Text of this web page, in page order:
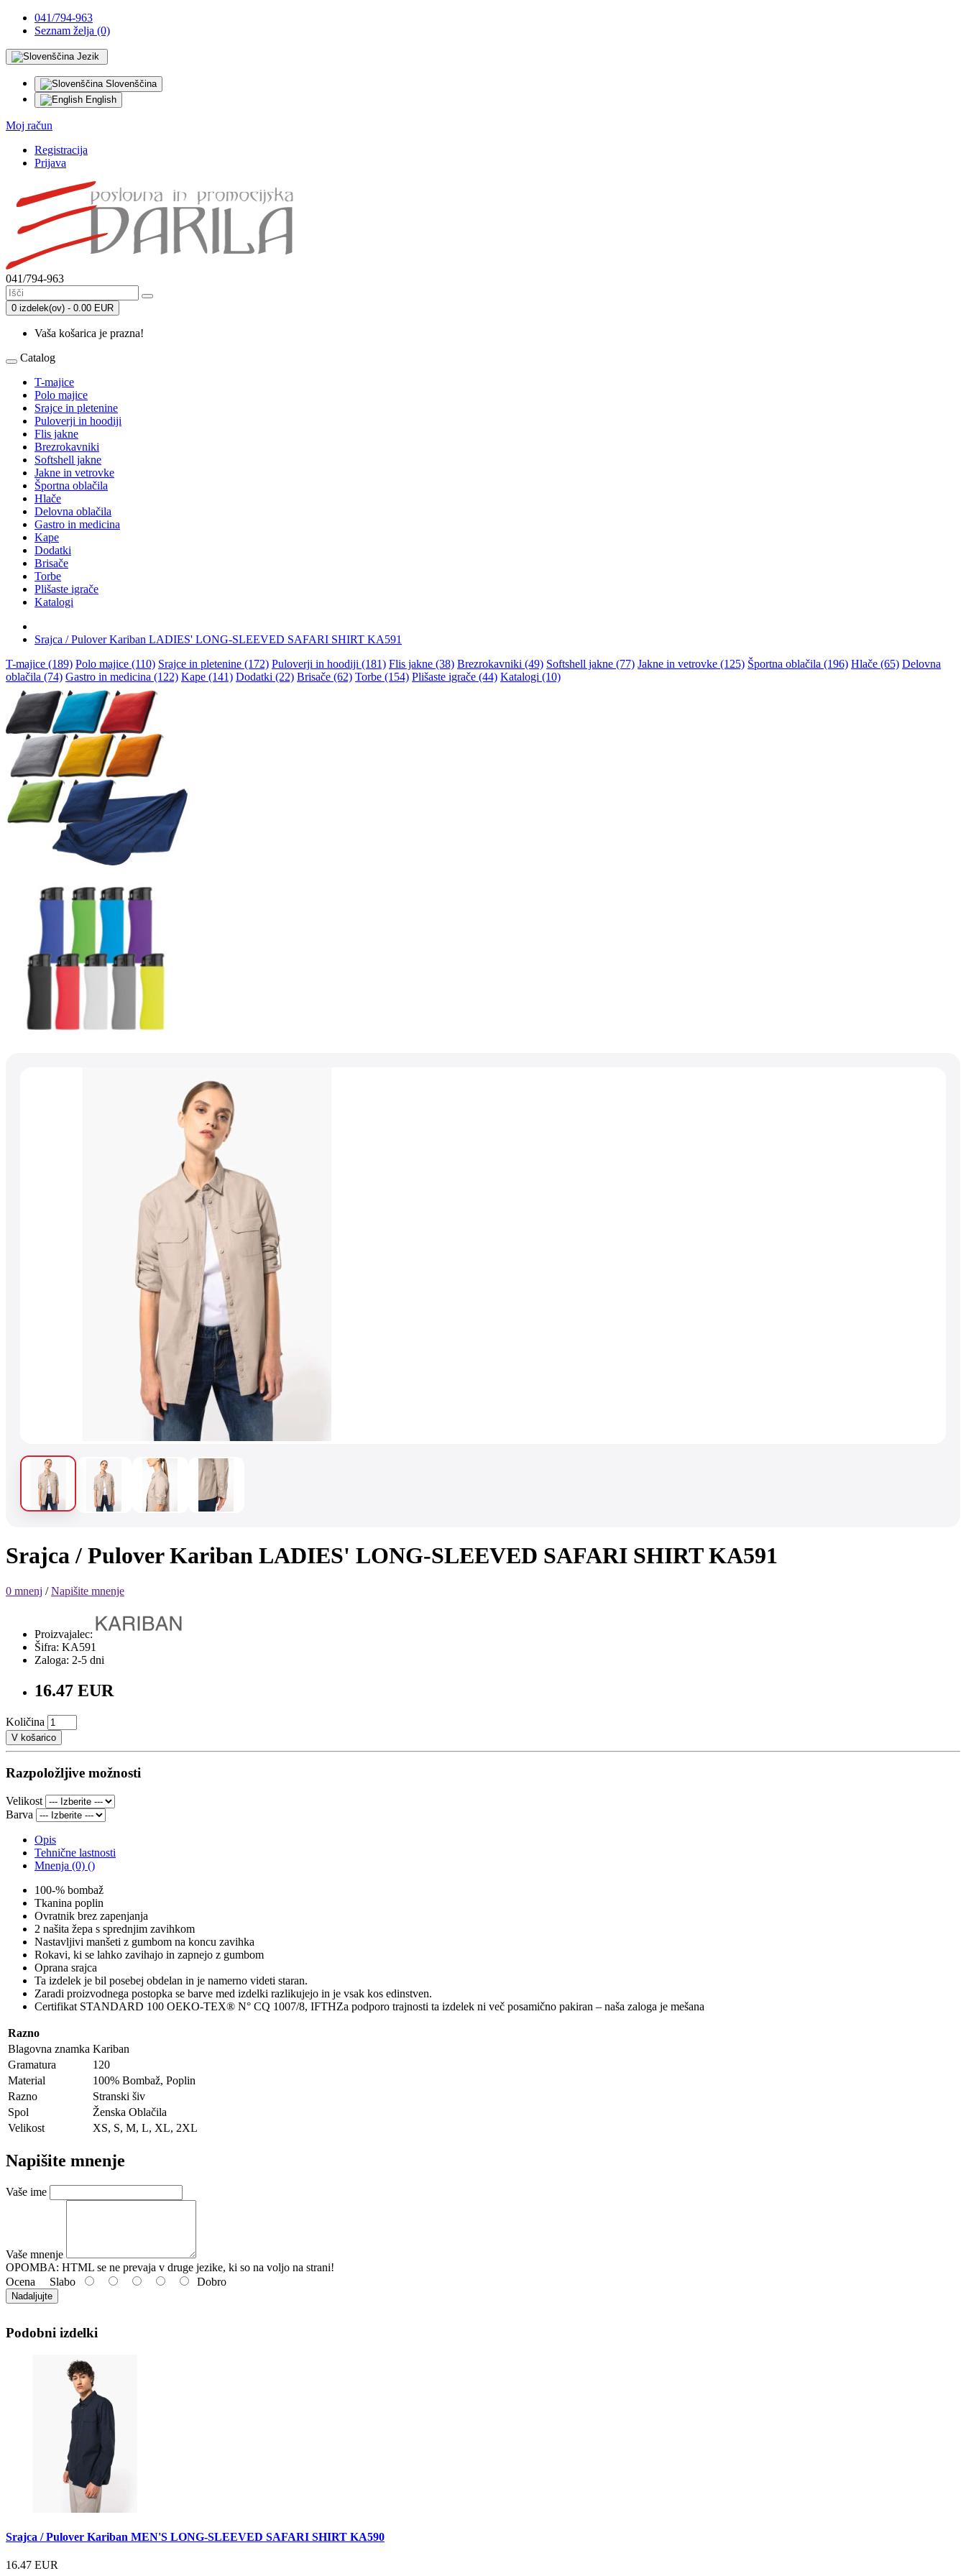
041/794-963
Seznam želja (0)
Jezik
Slovenščina
English
Moj račun
Registracija
Prijava
041/794-963
0 izdelek(ov) - 0.00 EUR
Vaša košarica je prazna!
Catalog
T-majice
Polo majice
Srajce in pletenine
Puloverji in hoodiji
Flis jakne
Brezrokavniki
Softshell jakne
Jakne in vetrovke
Športna oblačila
Hlače
Delovna oblačila
Gastro in medicina
Kape
Dodatki
Brisače
Torbe
Plišaste igrače
Katalogi
Srajca / Pulover Kariban LADIES' LONG-SLEEVED SAFARI SHIRT KA591
T-majice (189) Polo majice (110) Srajce in pletenine (172) Puloverji in hoodiji (181) Flis jakne (38) Brezrokavniki (49) Softshell jakne (77) Jakne in vetrovke (125) Športna oblačila (196) Hlače (65) Delovna
oblačila (74) Gastro in medicina (122) Kape (141) Dodatki (22) Brisače (62) Torbe (154) Plišaste igrače (44) Katalogi (10)
Srajca / Pulover Kariban LADIES' LONG-SLEEVED SAFARI SHIRT KA591
0 mnenj /Napišite mnenje
Proizvajalec:
Šifra: KA591
Zaloga: 2-5 dni
16.47 EUR
Količina
V košarico
Razpoložljive možnosti
Velikost
Barva
Opis
Tehnične lastnosti
Mnenja (0) ()
100-% bombaž
Tkanina poplin
Ovratnik brez zapenjanja
2 našita žepa s sprednjim zavihkom
Nastavljivi manšeti z gumbom na koncu zavihka
Rokavi, ki se lahko zavihajo in zapnejo z gumbom
Oprana srajca
Ta izdelek je bil posebej obdelan in je namerno videti staran.
Zaradi proizvodnega postopka se barve med izdelki razlikujejo in je vsak kos edinstven.
Certifikat STANDARD 100 OEKO-TEX® N° CQ 1007/8, IFTHZa podporo trajnosti ta izdelek ni več posamično pakiran – naša zaloga je mešana
Razno
Blagovna znamka Kariban
Gramatura
120
Material
100% Bombaž, Poplin
Razno
Stranski šiv
Spol
Ženska Oblačila
Velikost
XS, S, M, L, XL, 2XL
Napišite mnenje
Vaše ime
Vaše mnenje
OPOMBA: HTML se ne prevaja v druge jezike, ki so na voljo na strani!
Ocena Slabo Dobro
Nadaljujte
Podobni izdelki
Srajca / Pulover Kariban MEN'S LONG-SLEEVED SAFARI SHIRT KA590
16.47 EUR